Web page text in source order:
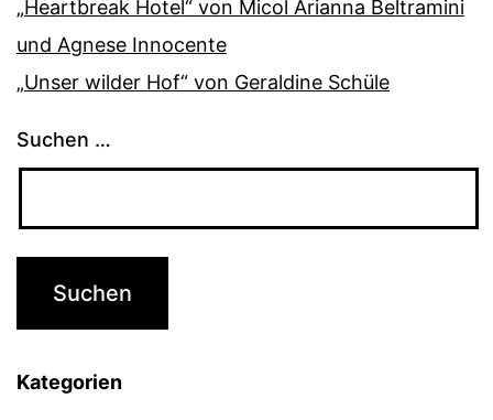
„Heartbreak Hotel“ von Micol Arianna Beltramini
und Agnese Innocente
„Unser wilder Hof“ von Geraldine Schüle
Suchen …
Kategorien